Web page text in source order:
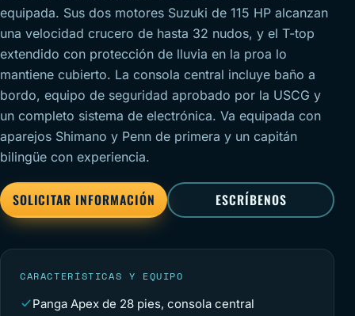
equipada. Sus dos motores Suzuki de 115 HP alcanzan
una velocidad crucero de hasta 32 nudos, y el T-top
extendido con protección de lluvia en la proa lo
mantiene cubierto. La consola central incluye baño a
bordo, equipo de seguridad aprobado por la USCG y
un completo sistema de electrónica. Va equipada con
aparejos Shimano y Penn de primera y un capitán
bilingüe con experiencia.
SOLICITAR INFORMACIÓN ESCRÍBENOS
CARACTERÍSTICAS Y EQUIPO
Panga Apex de 28 pies, consola central